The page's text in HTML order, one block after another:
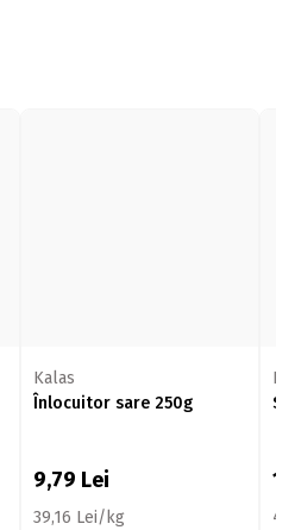
Kalas
Înlocuitor sare 250g
9,79 Lei
39,16 Lei/kg